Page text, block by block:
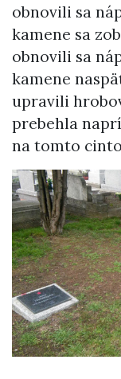
obnovili sa
kamene sa
obnovili sa
kamene
upravili
prebehla
na tomto